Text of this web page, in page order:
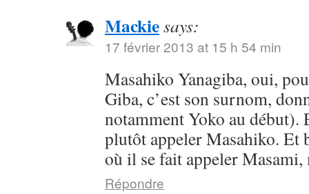
Mackiesays:
17 février 2013 at 15 h 54 min
Masahiko Yanagiba, oui,
Giba, c’est son surnom,
notamment Yoko au
plutôt appeler Masahiko. Et
où il se fait appeler
Répondre